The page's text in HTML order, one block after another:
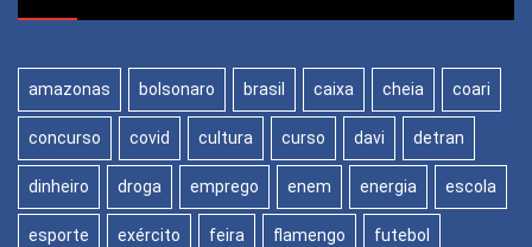
amazonas bolsonaro brasil caixa cheia coari
concurso covid cultura curso davi detran
dinheiro droga emprego enem energia escola
esporte exército feira flamengo futebol